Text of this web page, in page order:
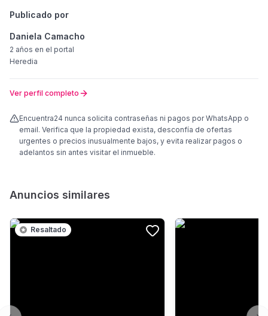
Publicado por
Daniela Camacho
2 años en el portal
Heredia
Ver perfil completo
Encuentra24 nunca solicita contraseñas ni pagos por WhatsApp o
email. Verifica que la propiedad exista, desconfía de ofertas
urgentes o precios inusualmente bajos, y evita realizar pagos o
adelantos sin antes visitar el inmueble.
Anuncios similares
Resaltado